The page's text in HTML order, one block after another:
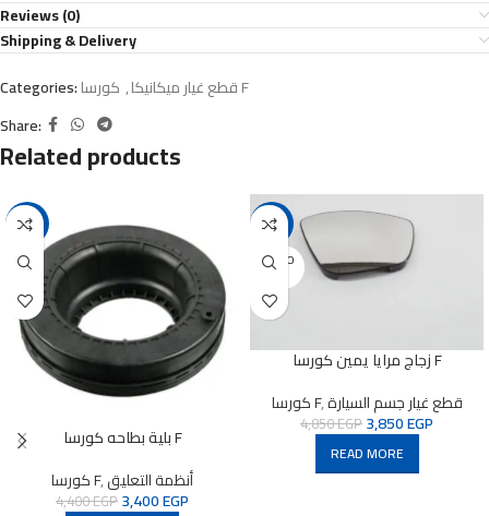
Reviews (0)
Shipping & Delivery
Categories:
قطع غيار ميكانيكا,
كورسا F
Share:
Related products
-23%
بلية بطاحه كورسا F
كورسا F,أنظمة التعليق
4,400EGP3,400EGP
-21%
SOLD O
UT
زجاج مرايا يمين كورسا F
كورسا F,قطع غيار جسم السيارة
4,850EGP3,850EGP
READ MORE